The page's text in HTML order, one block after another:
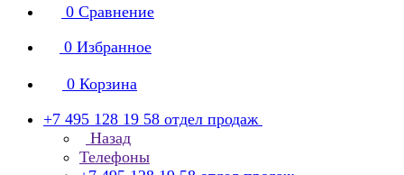
0 Сравнение
0 Избранное
0 Корзина
+7 495 128 19 58 отдел продаж
Назад
Телефоны